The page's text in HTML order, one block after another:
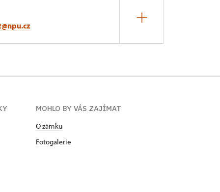
MOHLO BY VÁS ZAJÍMAT
O zámku
Fotogalerie